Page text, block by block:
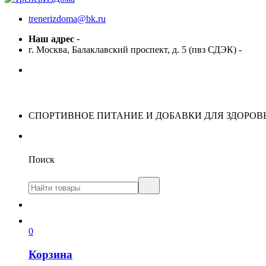
trenerizdoma@bk.ru
Наш адрес -
г. Москва, Балаклавский проспект, д. 5 (пвз СДЭК) -
СПОРТИВНОЕ ПИТАНИЕ И ДОБАВКИ ДЛЯ
Поиск
0
Корзина